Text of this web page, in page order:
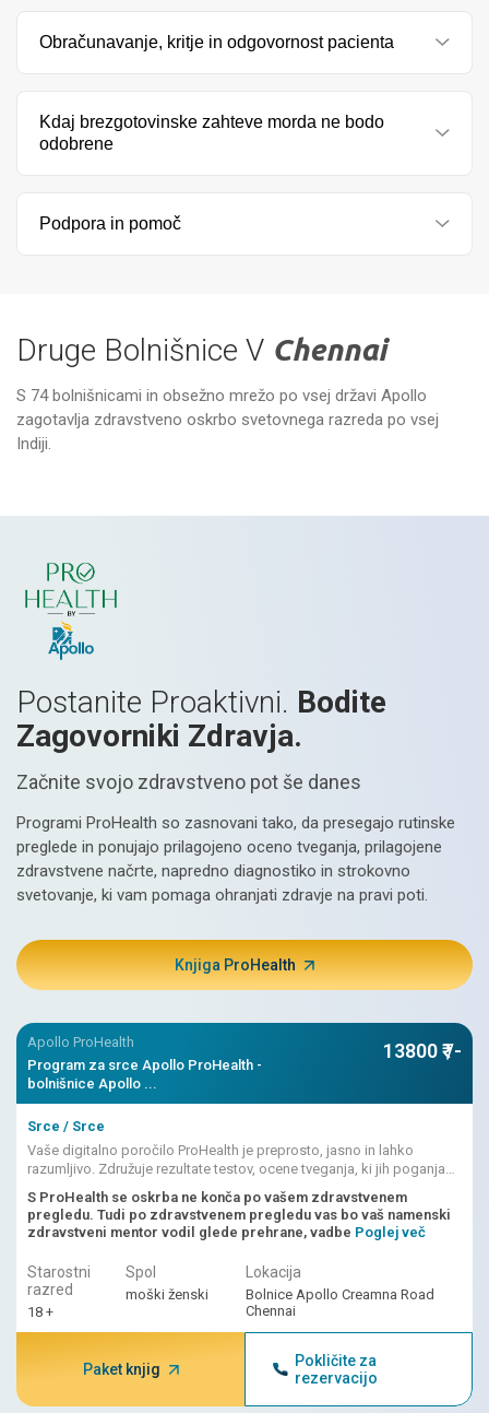
Obračunavanje, kritje in odgovornost pacienta
Kdaj brezgotovinske zahteve morda ne bodo
odobrene
Podpora in pomoč
Druge Bolnišnice V Chennai
S 74 bolnišnicami in obsežno mrežo po vsej državi Apollo
zagotavlja zdravstveno oskrbo svetovnega razreda po vsej
Indiji.
Specializirane bolnišnice Apollo,
Vanagaram, Chennai
Postanite Proaktivni. Bodite
Zagovorniki Zdravja.
Začnite svojo zdravstveno pot še danes
Programi ProHealth so zasnovani tako, da presegajo rutinske
preglede in ponujajo prilagojeno oceno tveganja, prilagojene
zdravstvene načrte, napredno diagnostiko in strokovno
svetovanje, ki vam pomaga ohranjati zdravje na pravi poti.
Knjiga ProHealth
Apollo ProHealth
Program za srce Apollo ProHealth -
bolnišnice Apollo ...
13800 ₹ /-
Srce / Srce
Vaše digitalno poročilo ProHealth je preprosto, jasno in lahko
razumljivo. Združuje rezultate testov, ocene tveganja, ki jih poganja
umetna inteligenca, in zdravnikove interpretacije.
S ProHealth se oskrba ne konča po vašem zdravstvenem
pregledu. Tudi po zdravstvenem pregledu vas bo vaš namenski
zdravstveni mentor vodil glede prehrane, vadbe Poglej več
Starostni
razred
18 +
Spol
moški ženski
Lokacija
Bolnice Apollo Creamna Road
Chennai
Paket knjig
Pokličite za
rezervacijo